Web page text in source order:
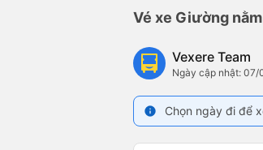
Vé xe Giường
Vexere Team
Ngày cập nhật: 07/
info Chọn ngày đi để